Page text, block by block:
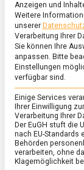
FEATURED/
Anzeigen und
Weitere
unserer
Verarbeitung Ihrer
Sie können Ihre
anpassen. Bitte
Einstellungen
verfügbar sind.
Einige Services
Ihrer Einwilligung
Verarbeitung Ihrer
Der EuGH stuft die
nach EU-Standards
Behörden
verarbeiten, ohne
Klagemöglichkeit